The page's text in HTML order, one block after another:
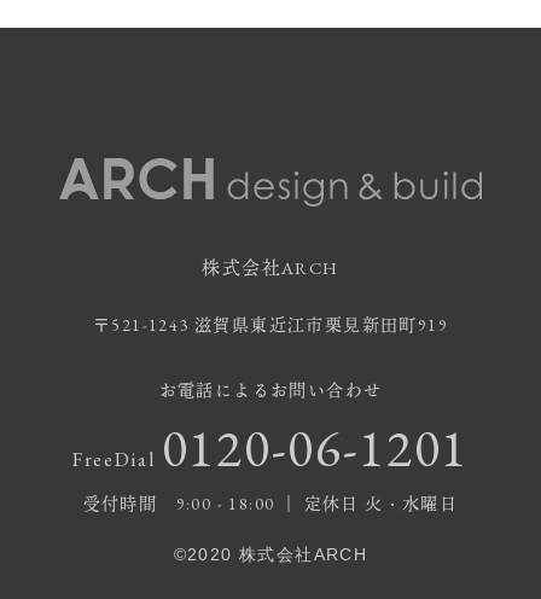
株式会社ARCH
〒521-1243 滋賀県東近江市栗見新田町919
お電話によるお問い合わせ
FreeDial 0120-06-1201
受付時間 9:00 - 18:00 ｜ 定休日 火・水曜日
©2020 株式会社ARCH